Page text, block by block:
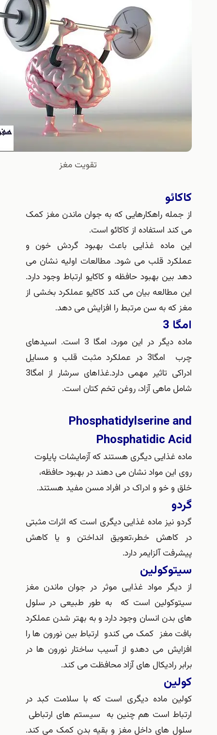
تقويت مغز
راهکارهایی که به جوان ماندن مغز کمک
استفاده از کاکائو است.
ماده غذایی باعث بهبود گردش خون و
قلب می شود. مطالعات اولیه نشان می
بین بهبود حافظه و کاکایو ارتباط وجود دارد.
مطالعه بیان می کند کاکایو عملکرد بخشی از
که به سن مرتبط را افزایش می دهد.
ماده دیگر در این مورد، امگا 3 است. اسیدهای
چرب امگا3 در عملکرد مثبت قلب و مسایل
ادراکی تاثیر مهمی دارد.غذاهای سرشار از امگا3
ماهی آزاد، روغن تخم کتان است.
Phosphatidylserine
Phosphatidic
غذایی دیگری هستند که آزمایشات پایلوت
این مواد نشان می دهند در بهبود حافظه،
و خو و ادراک در افراد مسن مفید هستند.
نیز ماده غذایی دیگری است که اثرات مثبتی
خطر،تعویق انداختن و یا کاهش
آلزایمر دارد.
مواد غذایی موثر در جوان ماندن مغز
است که به طور طبیعی در سلول
بدن انسان وجود دارد و به بهتر شدن عملکرد
مغز کمک می کندو ارتباط بین نورون ها را
می دهدو از آسیب ساختار نورون ها در
رادیکال های آزاد محافظت می کند.
ماده دیگری است که با سلامت کبد در
است هم چنین به سیستم های ارتباطی
های داخل مغز و بقیه بدن کمک می کند.